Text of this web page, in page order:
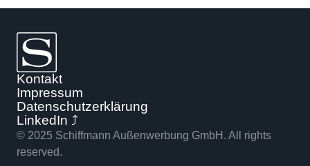
Kontakt
Impressum
Datenschutzerklärung
LinkedIn ⤴
© 2025 Schiffmann Außenwerbung GmbH. All rights
reserved.